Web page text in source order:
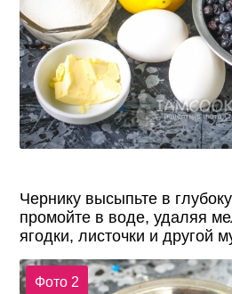
Чернику высыпьте в
промойте в воде, удаляя
ягодки, листочки и другой
Фото 2